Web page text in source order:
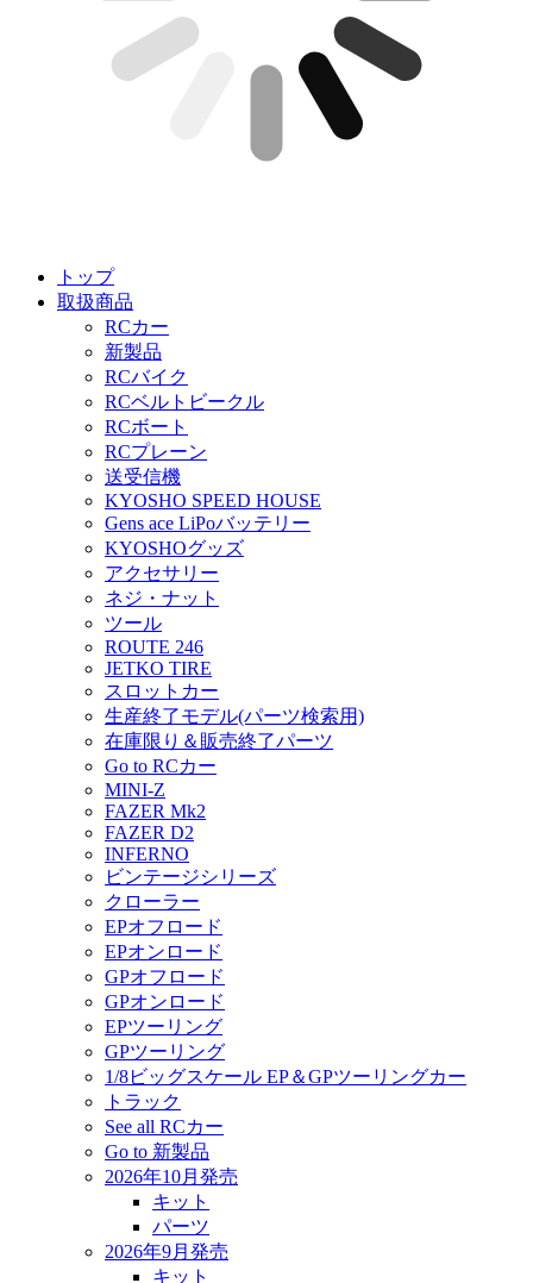
トップ
取扱商品
RCカー
新製品
RCバイク
RCベルトビークル
RCボート
RCプレーン
送受信機
KYOSHO SPEED HOUSE
Gens ace LiPoバッテリー
KYOSHOグッズ
アクセサリー
ネジ・ナット
ツール
ROUTE 246
JETKO TIRE
スロットカー
生産終了モデル(パーツ検索用)
在庫限り＆販売終了パーツ
Go to RCカー
MINI-Z
FAZER Mk2
FAZER D2
INFERNO
ビンテージシリーズ
クローラー
EPオフロード
EPオンロード
GPオフロード
GPオンロード
EPツーリング
GPツーリング
1/8ビッグスケール EP＆GPツーリングカー
トラック
See all RCカー
Go to 新製品
2026年10月発売
キット
パーツ
2026年9月発売
キット